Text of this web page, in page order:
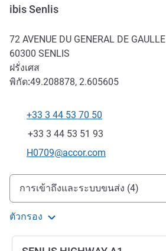
ibis Senlis
72 AVENUE DU GENERAL DE GAULLE
60300 SENLIS
ฝรั่งเศส
พิกัด:49.208878, 2.605605
โทรศัพท์
+33 3 44 53 70 50
แฟกซ์
+33 3 44 53 51 93
อีเมลติดต่อ
H0709@accor.com
การเข้าถึงและการเดินทาง
การเข้าถึงและระบบขนส่ง (4)
ตัวกรอง